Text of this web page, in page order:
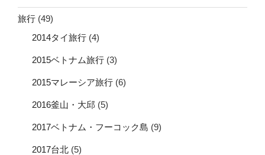
旅行 (49)
2014タイ旅行 (4)
2015ベトナム旅行 (3)
2015マレーシア旅行 (6)
2016釜山・大邱 (5)
2017ベトナム・フーコック島 (9)
2017台北 (5)